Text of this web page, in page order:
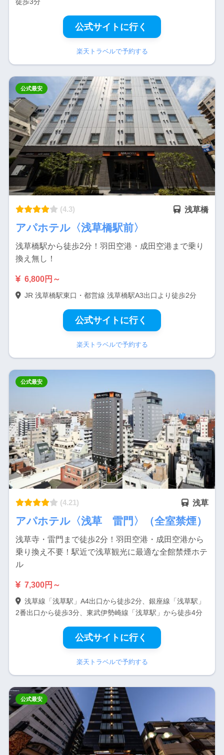
公式サイトに行く
楽天トラベルで予約する
(4.3) 浅草橋
アパホテル〈浅草橋駅前〉
浅草橋駅から徒歩2分！羽田空港・成田空港まで乗り
換え無し！
6,800円～
JR 浅草橋駅東口・都営線 浅草橋駅A3出口より徒歩2分
公式サイトに行く
楽天トラベルで予約する
公式最安
(4.21) 浅草
アパホテル〈浅草 雷門〉（全室禁煙）
浅草寺・雷門まで徒歩2分！羽田空港・成田空港から
乗り換え不要！駅近で浅草観光に最適な全館禁煙ホテ
ル
7,300円～
浅草線「浅草駅」A4出口から徒歩2分、銀座線「浅草駅」
2番出口から徒歩3分、東武伊勢崎線「浅草駅」から徒歩4分
公式サイトに行く
楽天トラベルで予約する
公式最安
公式最安